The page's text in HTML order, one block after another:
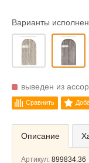
Варианты
выведен из
Сравнить
Описание
Артикул: 899834.36